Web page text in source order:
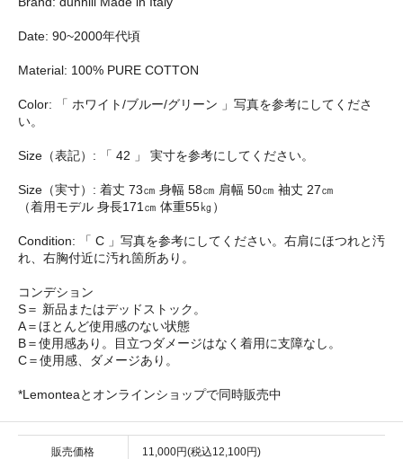
Date: 90~2000年代頃
Material: 100% PURE COTTON
Color: 「 ホワイト/ブルー/グリーン 」写真を参考にしてくださ
い。
Size（表記）: 「 42 」 実寸を参考にしてください。
Size（実寸）: 着丈 73㎝ 身幅 58㎝ 肩幅 50㎝ 袖丈 27㎝
（着用モデル 身長171㎝ 体重55㎏）
Condition: 「 C 」写真を参考にしてください。右肩にほつれと汚
れ、右胸付近に汚れ箇所あり。
コンデション
S＝ 新品またはデッドストック。
A＝ほとんど使用感のない状態
B＝使用感あり。目立つダメージはなく着用に支障なし。
C＝使用感、ダメージあり。
*Lemonteaとオンラインショップで同時販売中
販売価格 11,000円(税込12,100円)